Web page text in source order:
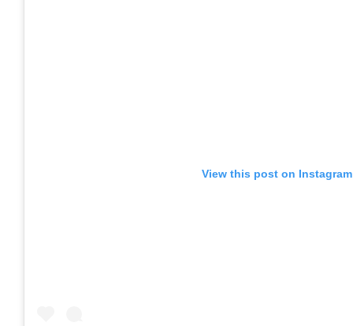
View this post on Instagram